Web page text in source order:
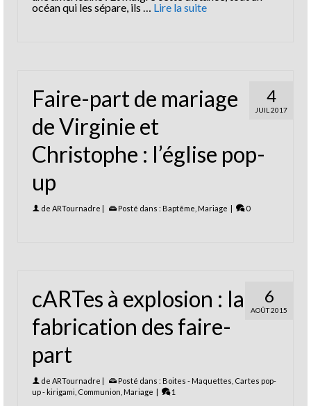
océan qui les sépare, ils … Lire la suite
4
JUIL 2017
Faire-part de mariage
de Virginie et
Christophe : l’église pop-
up
de ARTournadre | Posté dans : Baptême Mariage | 0
6
AOÛT 2015
cARTes à explosion : la
fabrication des faire-
part
de ARTournadre | Posté dans : Boites - Maquettes Cartes pop-
up - kirigami Communion Mariage | 1